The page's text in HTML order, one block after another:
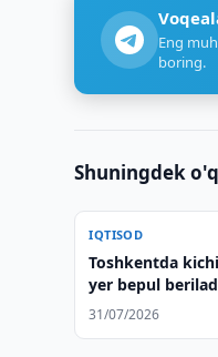
Eng
boring.
Shuningdek
IQTISOD
Toshkentda
yer bepul
31/07/2026